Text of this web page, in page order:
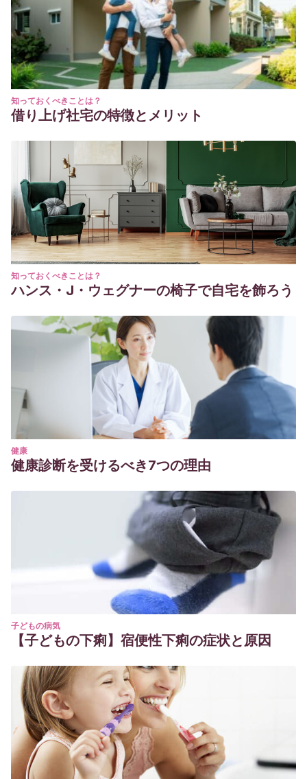
Internet en niños y niñas de 8 a 12 años: un estudio
descriptivo.
Hamut´ ay,6(2), 55-68.
Villadangos, S. M., & Labrador, F. J.(2009). Menores y
nuevas tecnologías (NT):¿ uso o abuso.
Anuario de
Psicología Clínica y de la Salud,5(1), 75-83.
知っておくべきことは？
借り上げ社宅の特徴とメリット
知っておくべきことは？
ハンス・J・ウェグナーの椅子で自宅を飾ろう
健康
健康診断を受けるべき7つの理由
子どもの病気
【子どもの下痢】宿便性下痢の症状と原因